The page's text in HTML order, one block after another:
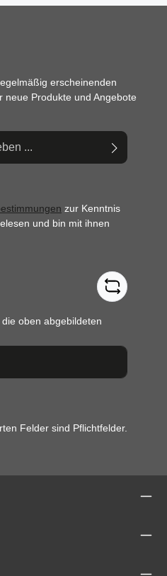
erscheinenden
neue Produkte und Angebote
zur Kenntnis
und bin mit ihnen
oben abgebildeten
Felder sind Pflichtfelder.